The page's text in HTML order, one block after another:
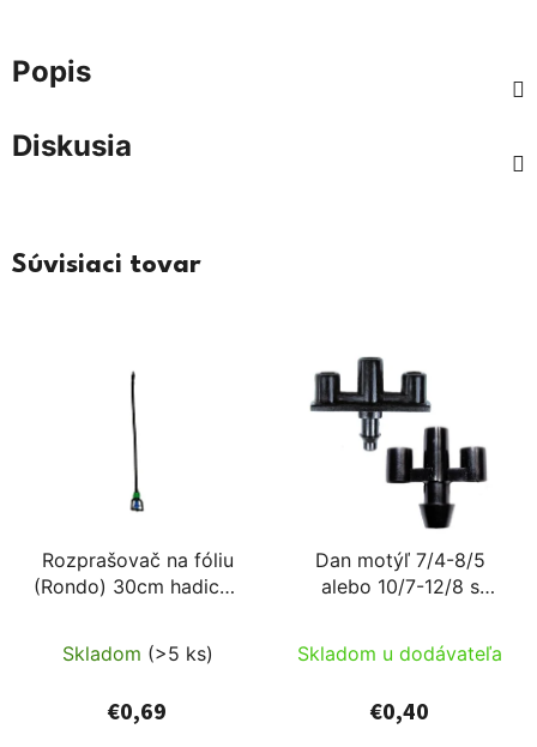
Popis
Diskusia
Súvisiaci tovar
Rozprašovač na fóliu
(Rondo) 30cm hadicou
Skladom (>5 ks)
€0,69
Dan motýľ 7/4-8/5
alebo 10/7-12/8 s
Skladom u dodávateľa
€0,40